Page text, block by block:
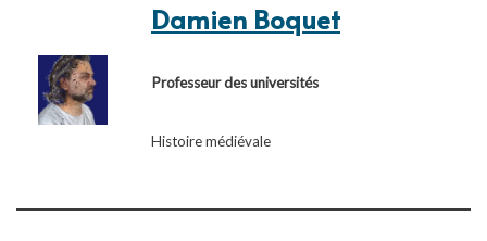
Damien Boquet
Professeur des universités
Histoire médiévale